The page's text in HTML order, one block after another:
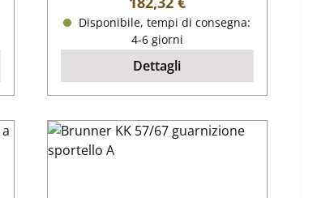
Disponibile, tempi di consegna:
4-6 giorni
Dettagli